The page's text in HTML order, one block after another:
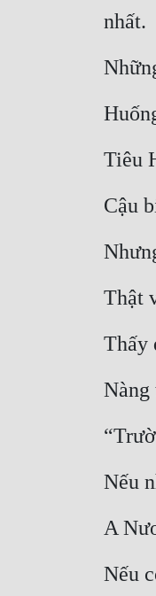
nhất.
Tiêu
Cậu
Thật
Thấy
Nàng
Nếu
A
Nếu